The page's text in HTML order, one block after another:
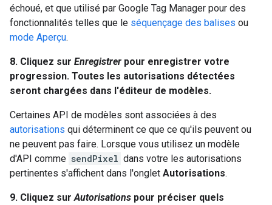
échoué, et que utilisé par Google Tag Manager pour des
fonctionnalités telles que le séquençage des balises ou
mode Aperçu.
8. Cliquez sur Enregistrer pour enregistrer votre
progression. Toutes les autorisations détectées
seront chargées dans l'éditeur de modèles.
Certaines API de modèles sont associées à des
autorisations qui déterminent ce que ce qu'ils peuvent ou
ne peuvent pas faire. Lorsque vous utilisez un modèle
d'API comme sendPixel dans votre les autorisations
pertinentes s'affichent dans l'onglet Autorisations.
9. Cliquez surAutorisations pour préciser quels